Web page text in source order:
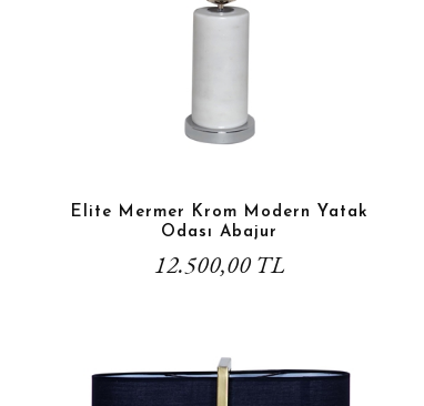
Elite Mermer Krom Modern Yatak
Odası Abajur
12.500,00 TL